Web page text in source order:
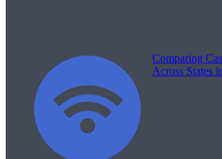
Comparing
Across States